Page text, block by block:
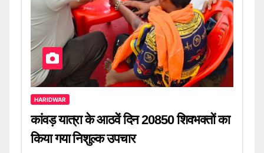
HARIDWAR
कांवड़ यात्रा के आठवें दिन 20850 शिवभक्तों का
किया गया निशुल्क उपचार